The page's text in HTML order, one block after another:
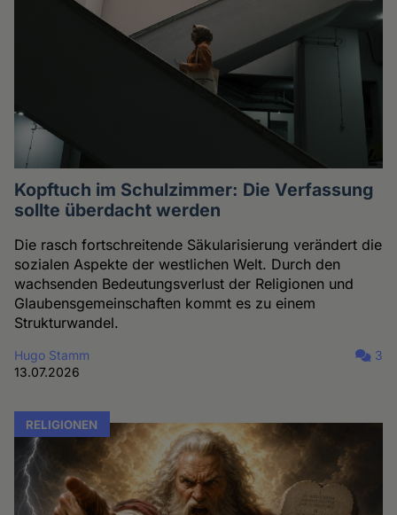
Kopftuch im Schulzimmer: Die Verfassung
sollte überdacht werden
Die rasch fortschreitende Säkularisierung verändert die
sozialen Aspekte der westlichen Welt. Durch den
wachsenden Bedeutungsverlust der Religionen und
Glaubensgemeinschaften kommt es zu einem
Strukturwandel.
Hugo Stamm
13.07.2026
3
RELIGIONEN